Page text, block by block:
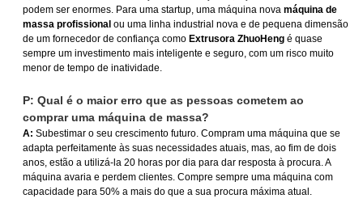
podem ser enormes. Para uma startup, uma máquina nova máquina de
massa profissionalou uma linha industrial nova e de pequena dimensão
de um fornecedor de confiança como Extrusora ZhuoHengé quase
sempre um investimento mais inteligente e seguro, com um risco muito
menor de tempo de inatividade.
P: Qual é o maior erro que as pessoas cometem ao
comprar uma máquina de massa?
A: Subestimar o seu crescimento futuro. Compram uma máquina que se
adapta perfeitamente às suas necessidades atuais, mas, ao fim de dois
anos, estão a utilizá-la 20 horas por dia para dar resposta à procura. A
máquina avaria e perdem clientes. Compre sempre uma máquina com
capacidade para 50% a mais do que a sua procura máxima atual.